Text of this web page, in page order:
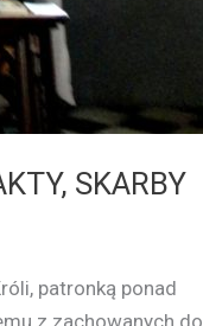
SKARBY
patronką ponad
z zachowanych do